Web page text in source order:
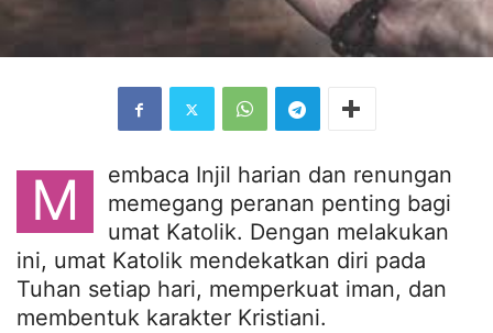
M
embaca Injil harian dan renungan
memegang peranan penting bagi
umat Katolik. Dengan melakukan
ini, umat Katolik mendekatkan diri pada
Tuhan setiap hari, memperkuat iman, dan
membentuk karakter Kristiani.